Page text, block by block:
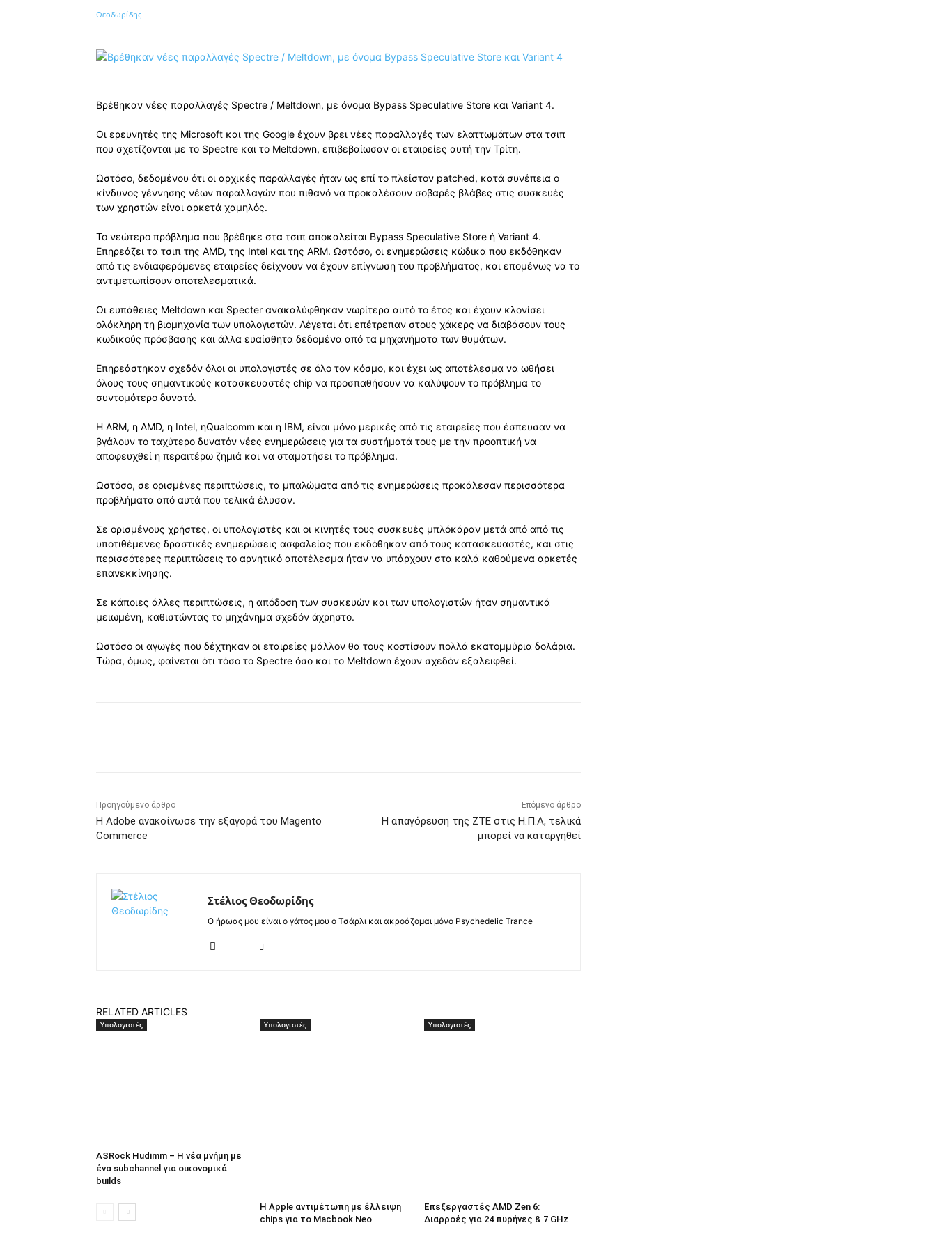
Κοινοποίηση
Βρέθηκαν νέες παραλλαγές Spectre / Meltdown, με όνομα Bypass Speculative Store και Variant 4.
Οι ερευνητές της Microsoft και της Google έχουν βρει νέες παραλλαγές των ελαττωμάτων στα τσιπ
που σχετίζονται με το Spectre και το Meltdown, επιβεβαίωσαν οι εταιρείες αυτή την Τρίτη.
Ωστόσο, δεδομένου ότι οι αρχικές παραλλαγές ήταν ως επί το πλείστον patched, κατά συνέπεια ο
κίνδυνος γέννησης νέων παραλλαγών που πιθανό να προκαλέσουν σοβαρές βλάβες στις συσκευές
των χρηστών είναι αρκετά χαμηλός.
Το νεώτερο πρόβλημα που βρέθηκε στα τσιπ αποκαλείται Bypass Speculative Store ή Variant 4.
Επηρεάζει τα τσιπ της AMD, της Intel και της ARM. Ωστόσο, οι ενημερώσεις κώδικα που εκδόθηκαν
από τις ενδιαφερόμενες εταιρείες δείχνουν να έχουν επίγνωση του προβλήματος, και επομένως να το
αντιμετωπίσουν αποτελεσματικά.
Οι ευπάθειες Meltdown και Specter ανακαλύφθηκαν νωρίτερα αυτό το έτος και έχουν κλονίσει
ολόκληρη τη βιομηχανία των υπολογιστών. Λέγεται ότι επέτρεπαν στους χάκερς να διαβάσουν τους
κωδικούς πρόσβασης και άλλα ευαίσθητα δεδομένα από τα μηχανήματα των θυμάτων.
Επηρεάστηκαν σχεδόν όλοι οι υπολογιστές σε όλο τον κόσμο, και έχει ως αποτέλεσμα να ωθήσει
όλους τους σημαντικούς κατασκευαστές chip να προσπαθήσουν να καλύψουν το πρόβλημα το
συντομότερο δυνατό.
Η ARM, η AMD, η Intel, ηQualcomm και η IBM, είναι μόνο μερικές από τις εταιρείες που έσπευσαν να
βγάλουν το ταχύτερο δυνατόν νέες ενημερώσεις για τα συστήματά τους με την προοπτική να
αποφευχθεί η περαιτέρω ζημιά και να σταματήσει το πρόβλημα.
Ωστόσο, σε ορισμένες περιπτώσεις, τα μπαλώματα από τις ενημερώσεις προκάλεσαν περισσότερα
προβλήματα από αυτά που τελικά έλυσαν.
Σε ορισμένους χρήστες, οι υπολογιστές και οι κινητές τους συσκευές μπλόκάραν μετά από από τις
υποτιθέμενες δραστικές ενημερώσεις ασφαλείας που εκδόθηκαν από τους κατασκευαστές, και στις
περισσότερες περιπτώσεις το αρνητικό αποτέλεσμα ήταν να υπάρχουν στα καλά καθούμενα αρκετές
επανεκκίνησης.
Σε κάποιες άλλες περιπτώσεις, η απόδοση των συσκευών και των υπολογιστών ήταν σημαντικά
μειωμένη, καθιστώντας το μηχάνημα σχεδόν άχρηστο.
Ωστόσο οι αγωγές που δέχτηκαν οι εταιρείες μάλλον θα τους κοστίσουν πολλά εκατομμύρια δολάρια.
Τώρα, όμως, φαίνεται ότι τόσο το Spectre όσο και το Meltdown έχουν σχεδόν εξαλειφθεί.
Προηγούμενο άρθρο
Η Adobe ανακοίνωσε την εξαγορά του Magento
Commerce
Επόμενο άρθρο
Η απαγόρευση της ZTE στις Η.Π.Α, τελικά
μπορεί να καταργηθεί
Στέλιος Θεοδωρίδης
Ο ήρωας μου είναι ο γάτος μου ο Τσάρλι και ακροάζομαι μόνο Psychedelic Trance
RELATED ARTICLES
Υπολογιστές
ASRock Hudimm – Η νέα μνήμη με
ένα subchannel για οικονομικά
builds
Υπολογιστές
Η Apple αντιμέτωπη με έλλειψη
chips για το Macbook Neo
Υπολογιστές
Επεξεργαστές AMD Zen 6:
Διαρροές για 24 πυρήνες & 7 GHz